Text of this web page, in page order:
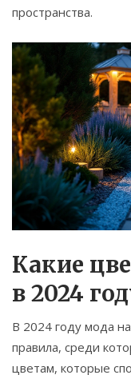
пространства.
Какие
в 2024
В 2024 году мода
правила, среди
цветам, которые